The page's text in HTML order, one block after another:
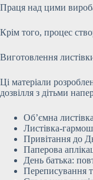
Праця над цими
Крім того, процес
Виготовлення
Ці матеріали
дозвілля з дітьми
Об’ємна
Листівка-
Привітання до
Паперова
День батька:
Переписування